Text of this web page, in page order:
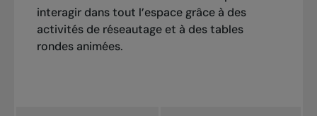
interagir dans tout l’espace grâce à des
activités de réseautage et à des tables
rondes animées.